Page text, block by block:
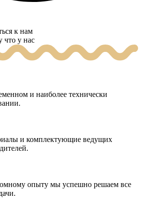
к нам
что у нас
и наиболее технически
и комплектующие ведущих
опыту мы успешно решаем все